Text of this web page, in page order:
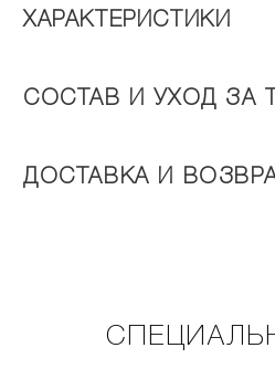
ХАРАКТЕРИСТИКИ
СОСТАВ И УХОД ЗА
ДОСТАВКА И